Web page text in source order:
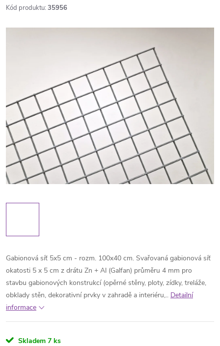
Kód produktu: 35956
Gabionová síť 5x5 cm - rozm. 100x40 cm. Svařovaná gabionová síť
okatosti 5 x 5 cm z drátu Zn + Al (Galfan) průměru 4 mm pro
stavbu gabionových konstrukcí (opěrné stěny, ploty, zídky, treláže,
obklady stěn, dekorativní prvky v zahradě a interiéru,.. Detailní
informace
Skladem 7 ks